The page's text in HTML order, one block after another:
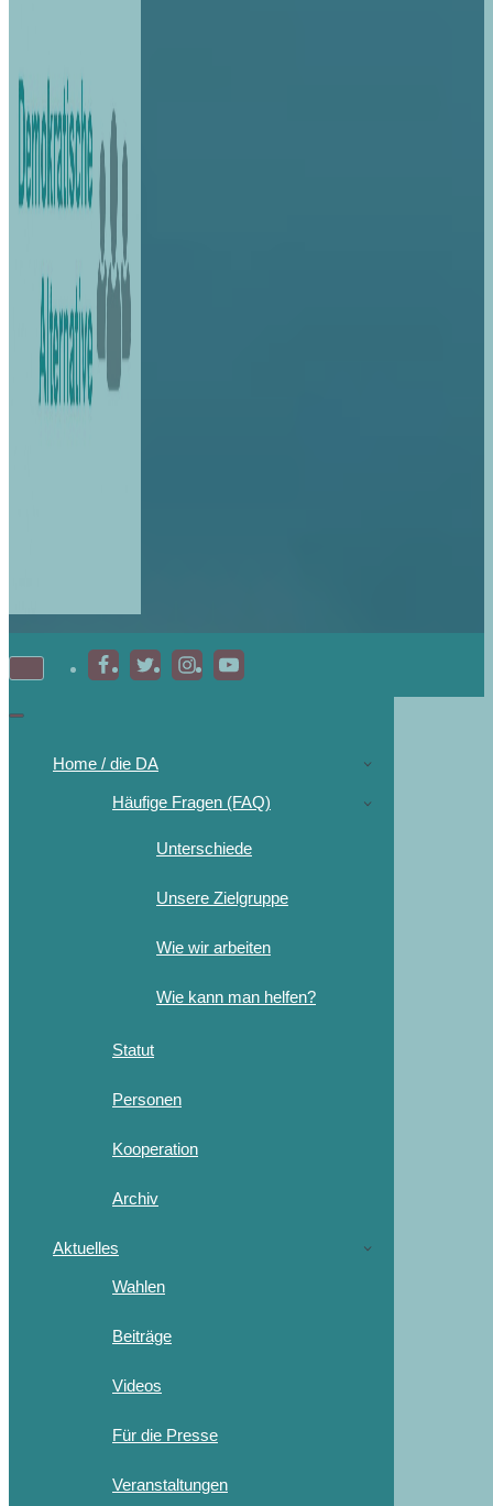
Home / die DA
Häufige Fragen (FAQ)
Unterschiede
Unsere Zielgruppe
Wie wir arbeiten
Wie kann man helfen?
Statut
Personen
Kooperation
Archiv
Aktuelles
Wahlen
Beiträge
Videos
Für die Presse
Veranstaltungen